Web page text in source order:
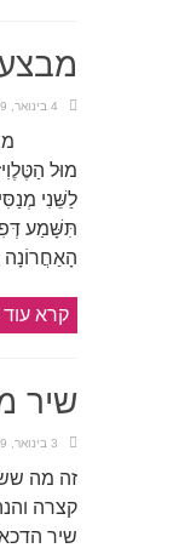
4 בינואר, 2009 | 7:20
מבצע
מוּל
לַשֵּׁנִי
תִּשָּׁמַע
קרא
שיר
3 בינואר, 2009 | 11:00
זה מה
קצרה
שיר